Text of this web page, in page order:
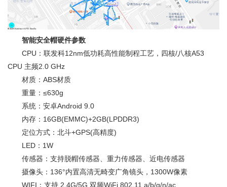
智能安全帽硬件参数
CPU：联发科12nm低功耗高性能制程工艺，四核/八核A53
CPU 主频2.0 GHz
材质：ABS材质
重量：≤630g
系统：安卓Android 9.0
内存：16GB(EMMC)+2GB(LPDDR3)
定位方式：北斗+GPS(高精度)
LED：1W
传感器：支持脱帽传感器、重力传感器、近电传感器
摄像头：136°内置高清无畸变广角镜头，1300W像素
WIFI：支持 2.4G/5G 双频WiFi 802.11 a/b/g/n/ac